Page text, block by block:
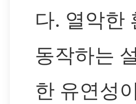
다. 열악한
동작하는
한 유연성